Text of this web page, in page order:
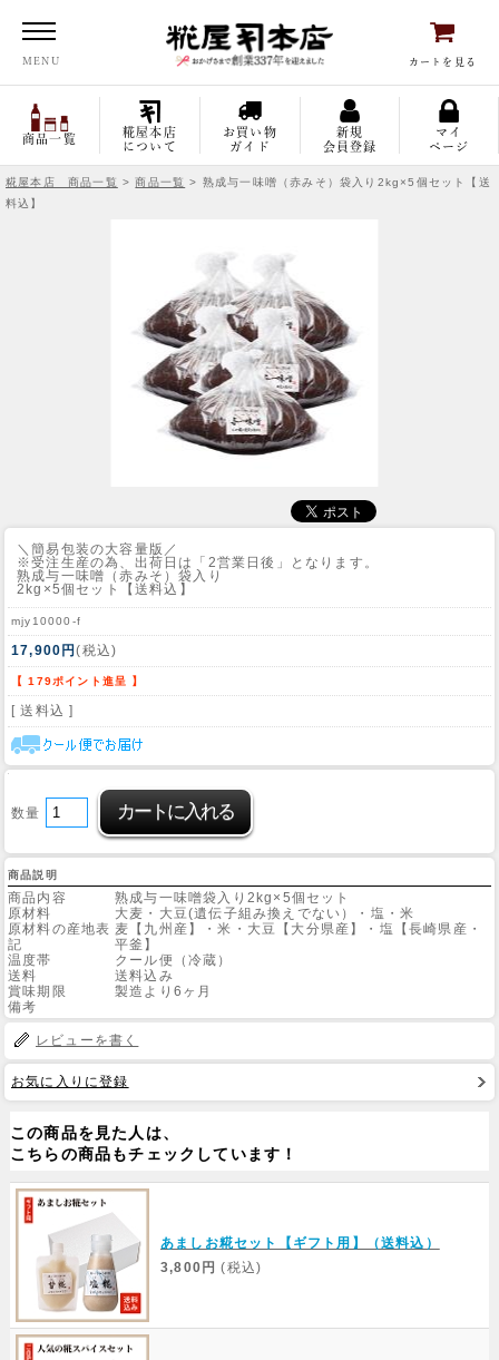
MENU
Site
カートを見る
商品一覧
糀屋本店
について
お買い物
ガイド
新規
会員登録
マイ
ページ
糀屋本店 商品一覧 >商品一覧 > 熟成与一味噌（赤みそ）袋入り2kg×5個セット【送
料込】
＼簡易包装の大容量版／
※受注生産の為、出荷日は「2営業日後」となります。
熟成与一味噌（赤みそ）袋入り
2kg×5個セット【送料込】
mjy10000-f
17,900円(税込)
【 179ポイント進呈 】
[ 送料込 ]
数量
商品説明
商品内容
熟成与一味噌袋入り2kg×5個セット
原材料
大麦・大豆(遺伝子組み換えでない）・塩・米
原材料の産地表
記
麦【九州産】・米・大豆【大分県産】・塩【長崎県産・
平釜】
温度帯
クール便（冷蔵）
送料
送料込み
賞味期限
製造より6ヶ月
備考
レビューを書く
お気に入りに登録
この商品を見た人は、
こちらの商品もチェックしています！
あましお糀セット【ギフト用】（送料込）
3,800円 (税込)